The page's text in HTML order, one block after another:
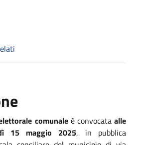
comunaleè convocataalle
15 maggio 2025, in pubblica